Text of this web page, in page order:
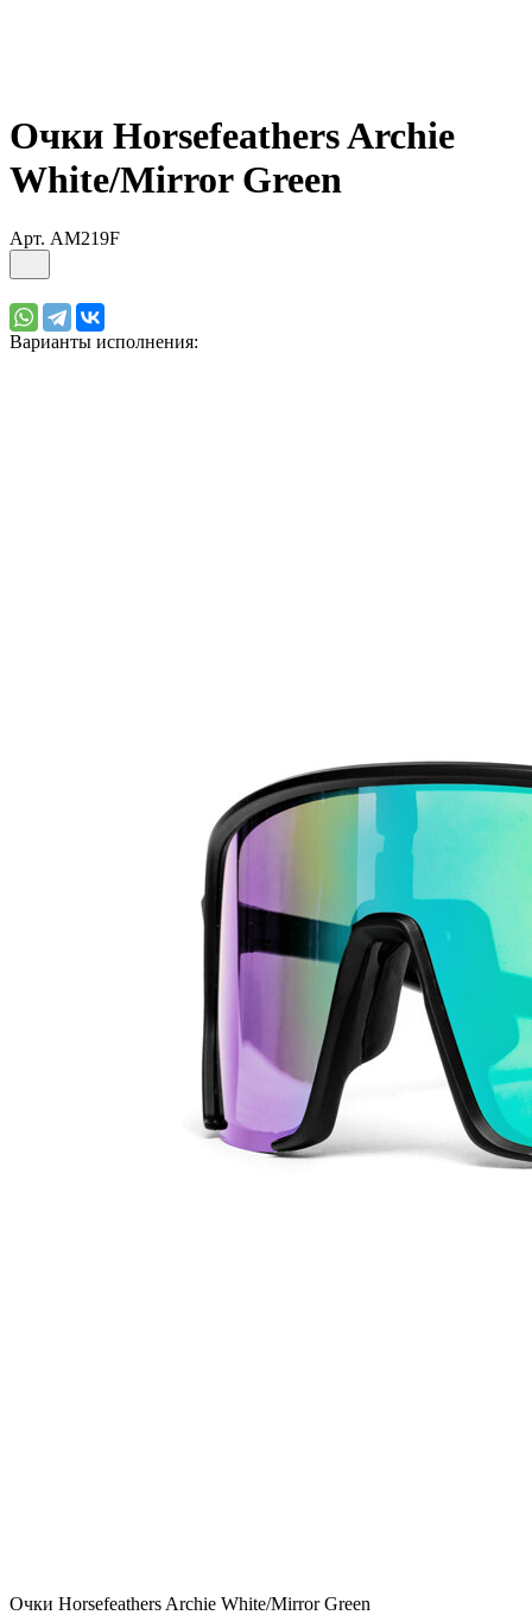
Очки Horsefeathers Archie
White/Mirror Green
Арт. AM219F
Варианты исполнения:
Очки Horsefeathers Archie White/Mirror Green